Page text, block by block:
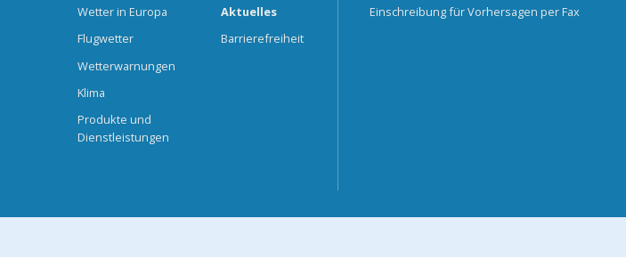
Wetter in Europa
Flugwetter
Wetterwarnungen
Klima
Produkte und
Dienstleistungen
Aktuelles
Barrierefreiheit
Einschreibung für Vorhersagen per Fax